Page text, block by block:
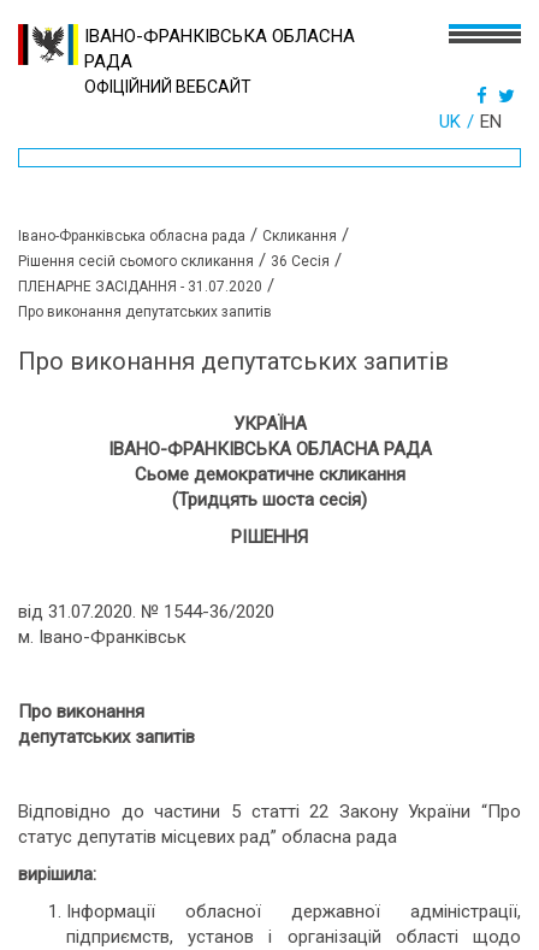
ІВАНО-ФРАНКІВСЬКА ОБЛАСНА
РАДА
ОФІЦІЙНИЙ ВЕБСАЙТ
UK EN
Івано-Франківська обласна рада / Скликання /
Рішення сесій сьомого скликання / 36 Сесія /
ПЛЕНАРНЕ ЗАСІДАННЯ - 31.07.2020 /
Про виконання депутатських запитів
Про виконання депутатських запитів
УКРАЇНА
ІВАНО-ФРАНКІВСЬКА ОБЛАСНА РАДА
Сьоме демократичне скликання
(Тридцять шоста сесія)
РІШЕННЯ
від 31.07.2020. № 1544-36/2020
м. Івано-Франківськ
Про виконання
депутатських запитів
Відповідно до частини 5 статті 22 Закону України “Про
статус депутатів місцевих рад” обласна рада
вирішила:
Інформації обласної державної адміністрації,
підприємств, установ і організацій області щодо